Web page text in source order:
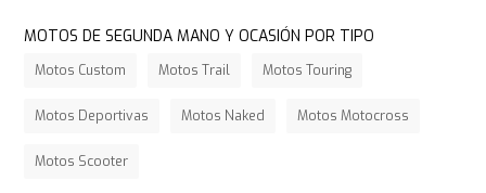
MOTOS DE SEGUNDA MANO Y OCASIÓN POR TIPO
Motos Custom Motos Trail Motos Touring
Motos Deportivas Motos Naked Motos Motocross
Motos Scooter